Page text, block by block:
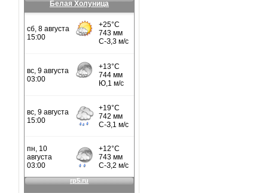
Белая Холуница